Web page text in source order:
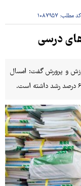
کد مطلب:۱۰۸۷۹۵۷
و پرورش گفت: امسال